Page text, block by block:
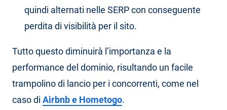
quindi alternati nelle SERP con conseguente
perdita di visibilità per il sito.
Tutto questo diminuirà l’importanza e la
performance del dominio, risultando un facile
trampolino di lancio per i concorrenti, come nel
caso di Airbnb e Hometogo.